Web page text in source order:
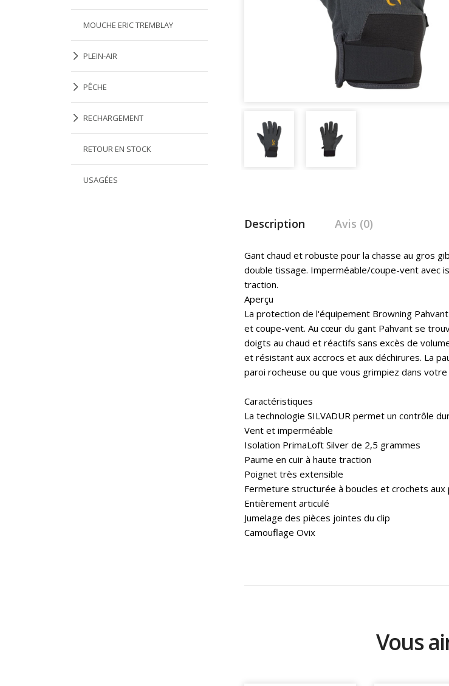
MOUCHE ERIC TREMBLAY
PLEIN-AIR
PÊCHE
RECHARGEMENT
RETOUR EN STOCK
USAGÉES
Description Avis (0)
Gant chaud et robuste pour la chasse au gros
double tissage. Imperméable/coupe-vent avec
traction.
Aperçu
La protection de l'équipement Browning
et coupe-vent. Au cœur du gant Pahvant se
doigts au chaud et réactifs sans excès de
et résistant aux accrocs et aux déchirures. La
paroi rocheuse ou que vous grimpiez dans
Caractéristiques
La technologie SILVADUR permet un contrôle
Vent et imperméable
Isolation PrimaLoft Silver de 2,5 grammes
Paume en cuir à haute traction
Poignet très extensible
Fermeture structurée à boucles et crochets aux
Entièrement articulé
Jumelage des pièces jointes du clip
Camouflage Ovix
Vous